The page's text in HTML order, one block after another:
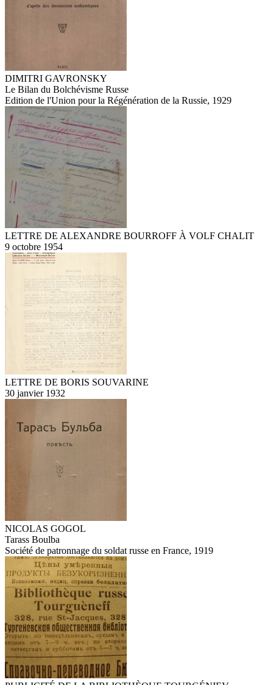
DIMITRI GAVRONSKY
Le Bilan du Bolchévisme Russe
Edition de l'Union pour la Régénération de la Russie, 1929
LETTRE DE ALEXANDRE BOURROFF À VOLF CHALIT
9 octobre 1954
LETTRE DE BORIS SOUVARINE
30 janvier 1932
NICOLAS GOGOL
Tarass Boulba
Société de patronnage du soldat russe en France, 1919